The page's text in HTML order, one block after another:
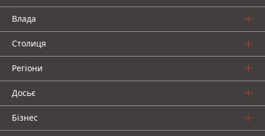
Влада
Столиця
Регіони
Досьє
Бізнес